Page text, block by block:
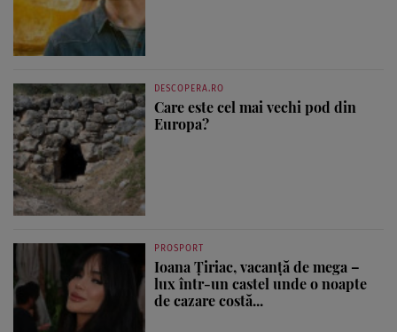
DESCOPERA.RO
Care este cel mai vechi pod din
Europa?
PROSPORT
Ioana Țiriac, vacanță de mega –
lux într-un castel unde o noapte
de cazare costă...